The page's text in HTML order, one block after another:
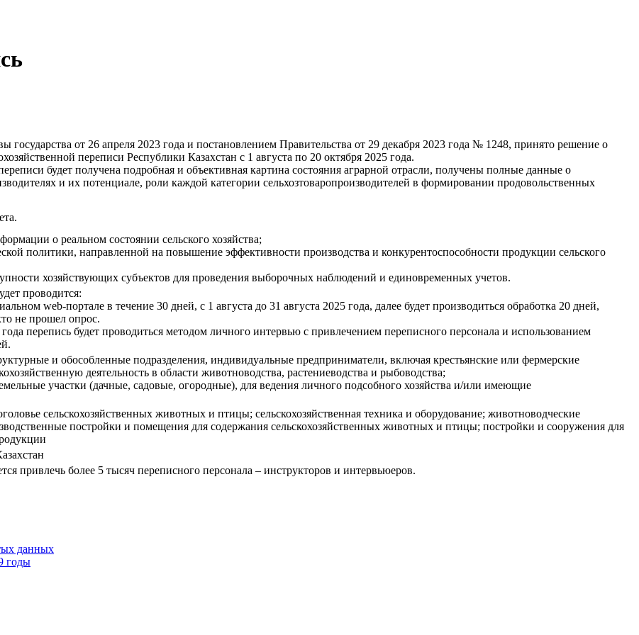
государства от 26 апреля 2023 года и постановлением Правительства от 29 декабря 2023 года № 1248, принято решение о
переписи Республики Казахстан с 1 августа по 20 октября 2025 года.
будет получена подробная и объективная картина состояния аграрной отрасли, получены полные данные о
и их потенциале, роли каждой категории сельхозтоваропроизводителей в формировании продовольственных
о реальном состоянии сельского хозяйства;
политики, направленной на повышение эффективности производства и конкурентоспособности продукции сельского
хозяйствующих субъектов для проведения выборочных наблюдений и единовременных учетов.
проводится:
web-портале в течение 30 дней, с 1 августа до 31 августа 2025 года, далее будет производиться обработка 20 дней,
не прошел опрос.
перепись будет проводиться методом личного интервью с привлечением переписного персонала и использованием
и обособленные подразделения, индивидуальные предприниматели, включая крестьянские или фермерские
деятельность в области животноводства, растениеводства и рыбоводства;
участки (дачные, садовые, огородные), для ведения личного подсобного хозяйства и/или имеющие
сельскохозяйственных животных и птицы; сельскохозяйственная техника и оборудование; животноводческие
постройки и помещения для содержания сельскохозяйственных животных и птицы; постройки и сооружения для
привлечь более 5 тысяч переписного персонала – инструкторов и интервьюеров.
данных
годы